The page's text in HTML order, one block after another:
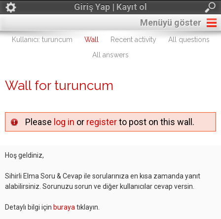
Giriş Yap | Kayıt ol
Menüyü göster
Kullanıcı: turuncum Wall Recent activity
All questions
All answers
Wall for turuncum
Please log in or registerto post on this wall.
Hoş geldiniz,
Sihirli Elma Soru & Cevap ile sorularınıza en kısa zamanda yanıt
alabilirsiniz. Sorunuzu sorun ve diğer kullanıcılar cevap versin.
Detaylı bilgi için buraya tıklayın.